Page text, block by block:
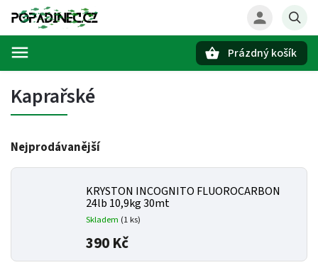
Prázdný košík
Kaprařské
Nejprodávanější
KRYSTON INCOGNITO FLUOROCARBON
24lb 10,9kg 30mt
Skladem (1 ks)
390 Kč